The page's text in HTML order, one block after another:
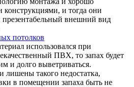
конструкциями, и тогда они
презентабельный внешний вид
потолков
использовался при
ПВХ, то запах будет
и долго выветриваться.
лишены такого недостатка,
в помещении запаха быть не